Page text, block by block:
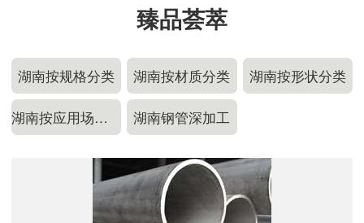
臻品荟萃
湖南按规格分类 湖南按材质分类 湖南按形状分类
湖南按应用场景分类 湖南钢管深加工